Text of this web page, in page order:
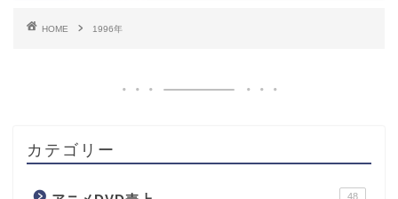
HOME 1996年
カテゴリー
48